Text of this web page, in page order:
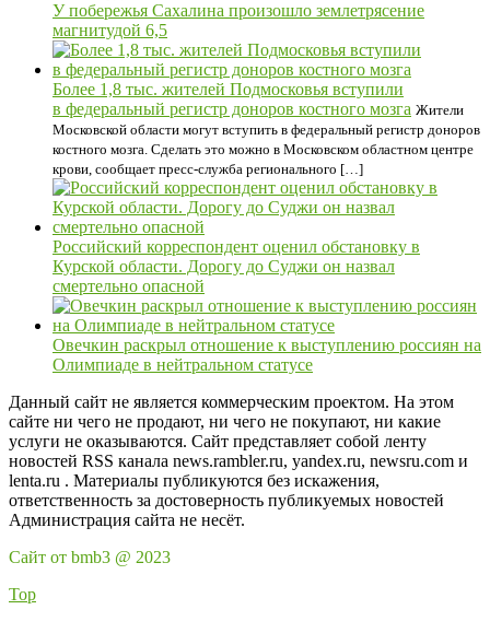
У побережья Сахалина произошло землетрясение
магнитудой 6,5
Более 1,8 тыс. жителей Подмосковья вступили
в федеральный регистр доноров костного мозга Жители
Московской области могут вступить в федеральный регистр доноров
костного мозга. Сделать это можно в Московском областном центре
крови, сообщает пресс-служба регионального […]
Российский корреспондент оценил обстановку в
Курской области. Дорогу до Суджи он назвал
смертельно опасной
Овечкин раскрыл отношение к выступлению россиян на
Олимпиаде в нейтральном статусе
Данный сайт не является коммерческим проектом. На этом
сайте ни чего не продают, ни чего не покупают, ни какие
услуги не оказываются. Сайт представляет собой ленту
новостей RSS канала news.rambler.ru, yandex.ru, newsru.com и
lenta.ru . Материалы публикуются без искажения,
ответственность за достоверность публикуемых новостей
Администрация сайта не несёт.
Сайт от bmb3 @ 2023
Top